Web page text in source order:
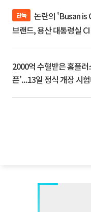
단독
브랜드, 용산 대통령실
2000억 수혈받은 홈플러
픈’...13일 정식 개장 시